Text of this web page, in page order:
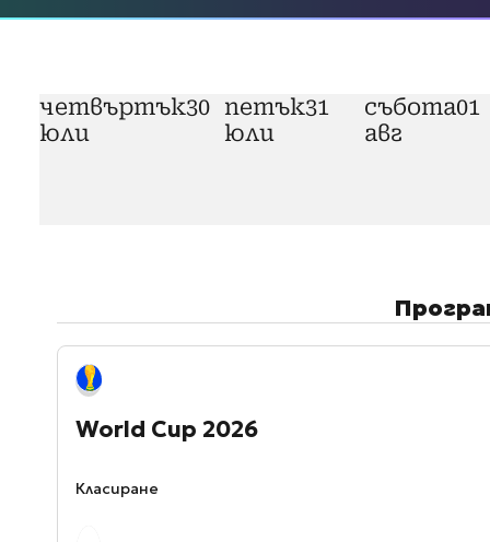
четвъртък30
юли
петък31
юли
събота01
авг
World Cup 2026
Класиране